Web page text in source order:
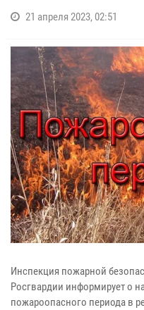
21 апреля 2023, 02:51
Инспекция пожарной
Росгвардии информирует о
пожароопасного периода в